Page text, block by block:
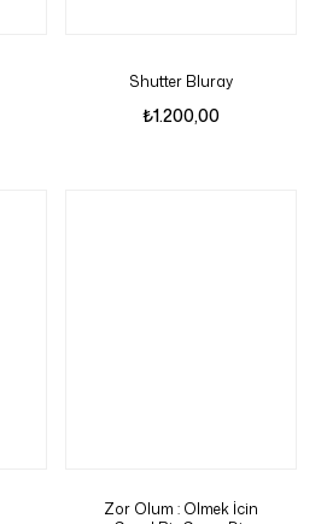
Shutter Bluray
₺1.200,00
Zor Olum : Olmek İcin